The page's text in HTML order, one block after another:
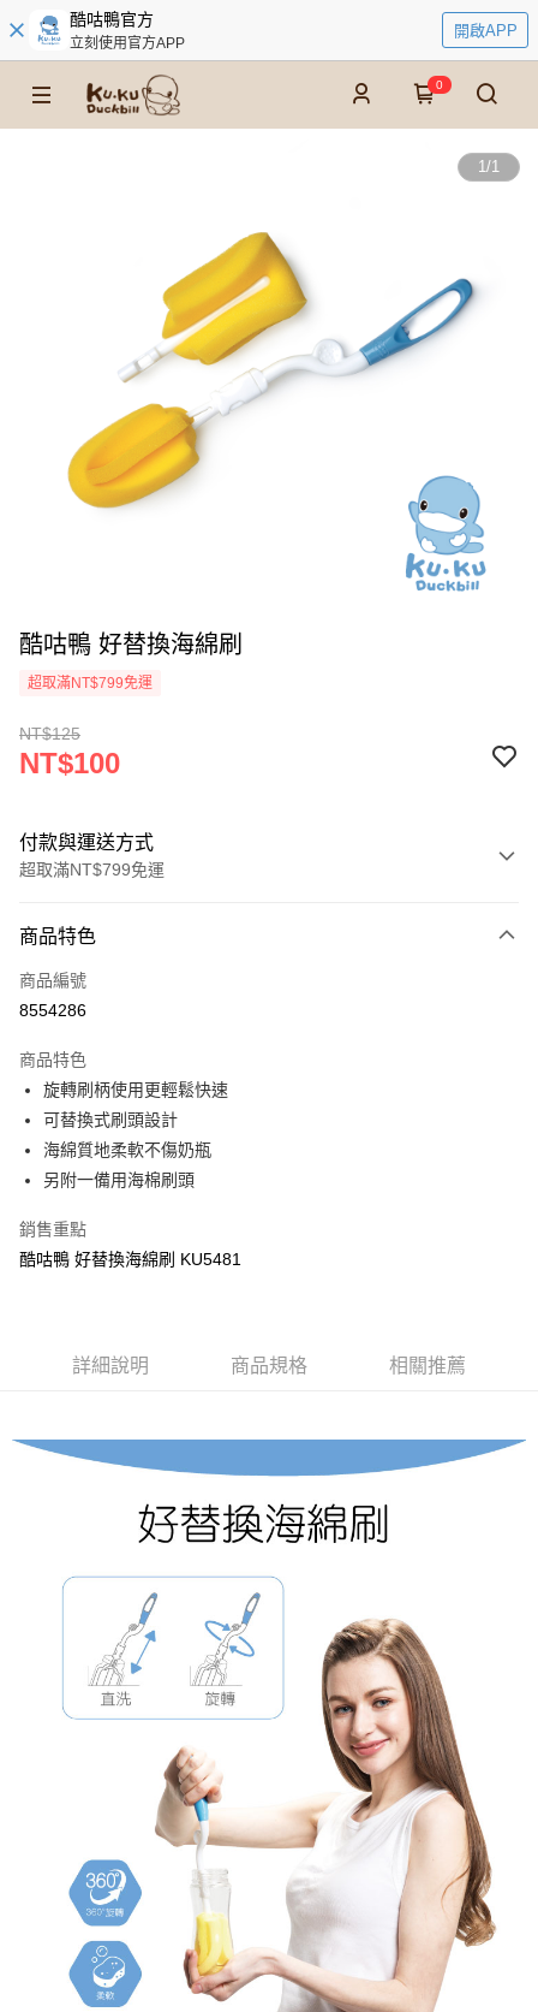
酷咕鴨官方
立刻使用官方APP
開啟APP
0
1/1
酷咕鴨 好替換海綿刷
超取滿NT$799免運
NT$125
NT$100
付款與運送方式
超取滿NT$799免運
信用卡一次付款
超商取貨付款
Apple Pay
街口支付
悠遊付
Google Pay
全盈+PAY
【關於「AFTEE先享後付」】
２．便利：只要手機號碼，簡訊認證，即可結帳。
３．安心：先確認商品／服務後，再付款。
【「AFTEE先享後付」結帳流程】
１．於結帳方式選擇「AFTEE先享後付」後，將跳轉至「AFTEE先享後付」
２．訂單成立數日內，您將收到繳費通知簡訊。
３．收到繳費通知簡訊後14天內，點擊此簡訊中的連結，可透過四大超商／
ATM／網路銀行／等多元方式進行付款，方視為交易完成。
※ 請注意：結帳手續完成當下不需立刻繳費，但若您需要取消訂單，請聯絡
購買商品的店家。未經商家同意取消之訂單仍視為有效，需透過AFTEE先享
後付繳納相關費用。
※ 交易是否成功請以「AFTEE先享後付 」之結帳頁面顯示為準，若有關於
是否繳費成功／繳費後需取消欲退款等相關疑問，請聯繫「AFTEE先享後付
https://netprotections.freshdesk.com/support/home
１．透過由恩沛科技股份有限公司提供之「AFTEE先享後付」服務完成之交
易，需依本服務之必要範圍內提供個人資料，並將交易相關給付款項請求債
權轉讓予恩沛科技股份有限公司。
２．關於個人資料處理事宜，請瀏覽以下網址：
https://aftee.tw/terms/#terms3
３．未成年的使用者請事先徵得法定代理人或監護人之同意方可使用
「AFTEE先享後付」，若未經同意申辦者引起之損失，本公司不負相關責
４．使用「AFTEE先享後付」時，將依據個別帳號之用戶狀況，依本公司即
ATM付款
運送方式
每筆NT$150，滿NT$799(含以上)免運費
每筆NT$150，滿NT$799(含以上)免運費
每筆NT$150，滿NT$1,299(含以上)免運費
商品特色
商品編號
8554286
商品特色
旋轉刷柄使用更輕鬆快速
可替換式刷頭設計
海綿質地柔軟不傷奶瓶
另附一備用海棉刷頭
銷售重點
酷咕鴨 好替換海綿刷 KU5481
詳細說明 商品規格 相關推薦